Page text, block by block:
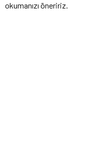
okumanızı öneririz.